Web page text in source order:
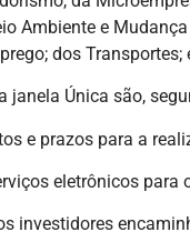
Ambiente e
dos Transportes;
janela Única são,
e prazos para a
eletrônicos
investidores